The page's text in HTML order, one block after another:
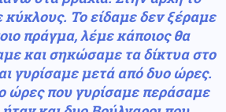
κύκλους. Το είδαμε δεν ξέραμε
πράγμα, λέμε κάποιος θα
και σηκώσαμε τα δίκτυα στο
γυρίσαμε μετά από δυο ώρες.
ώρες που γυρίσαμε περάσαμε